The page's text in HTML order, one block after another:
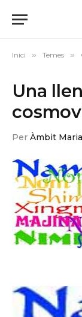
Inici » Temes »
Una
Per Àmbit